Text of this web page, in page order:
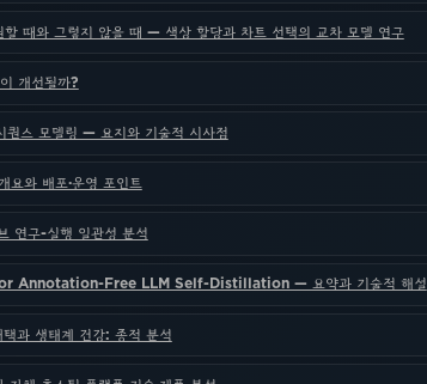
할 때와 그렇지 않을 때 — 색상 할당과 차트 선택의 교차 모델 연구
개선될까?
스 모델링 — 요지와 기술적 시사점
와 배포·운영 포인트
구-실행 일관성 분석
Annotation-Free LLM Self-Distillation — 요약과 기술적 해설
과 생태계 건강: 종적 분석